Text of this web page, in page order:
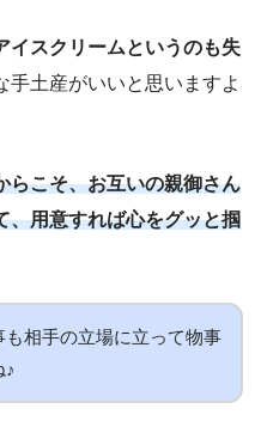
イスクリームというのも失
手土産がいいと思いますよ
らこそ、お互いの親御さん
、用意すれば心をグッと掴
相手の立場に立って物事
♪